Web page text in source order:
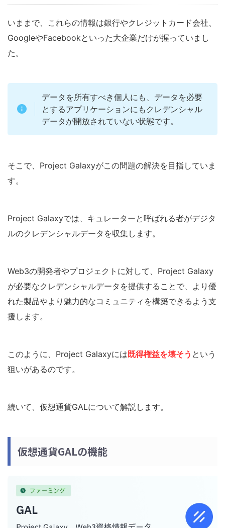
いままで、これらの情報は銀行やクレジットカード会社、
GoogleやFacebookといった大企業だけが握っていまし
た。
データを所有すべき個人にも、データを必要
とするアプリケーションにもクレデンシャル
データが開放されていない状態です。
そこで、Project Galaxyがこの問題の解決を目指していま
す。
Project Galaxyでは、キュレーターと呼ばれる者がデジタ
ルのクレデンシャルデータを収集します。
Web3の開発者やプロジェクトに対して、Project Galaxy
が必要なクレデンシャルデータを提供することで、より優
れた製品やより魅力的なコミュニティを構築できるよう支
援します。
このように、Project Galaxyには既得権益を壊そう という
狙いがあるのです。
続いて、仮想通貨GALについて解説します。
仮想通貨GALの機能